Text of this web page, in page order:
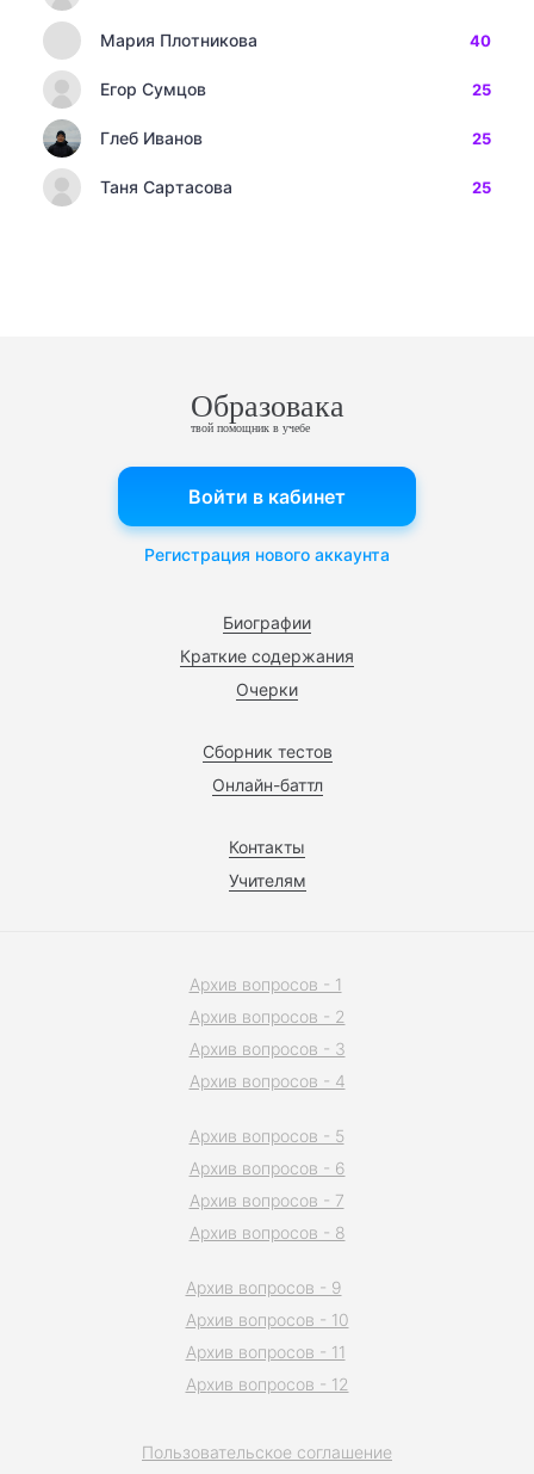
Мария Плотникова 40
Егор Сумцов 25
Глеб Иванов 25
Таня Сартасова 25
Образовака
твой помощник в учебе
Биографии
Краткие содержания
Очерки
Сборник тестов
Онлайн-баттл
Контакты
Учителям
Войти в кабинет
Регистрация нового аккаунта
Пользовательское соглашение
Архив вопросов - 1
Архив вопросов - 2
Архив вопросов - 3
Архив вопросов - 4
Архив вопросов - 5
Архив вопросов - 6
Архив вопросов - 7
Архив вопросов - 8
Архив вопросов - 9
Архив вопросов - 10
Архив вопросов - 11
Архив вопросов - 12